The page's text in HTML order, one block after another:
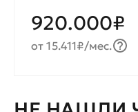
920.000₽
от 15.411₽/мес.